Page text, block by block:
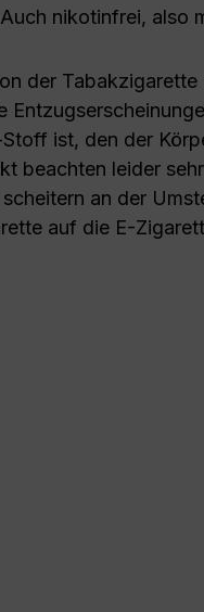
nikotinfrei, also
der Tabakzigarette
ist, den der
beachten leider
an der
auf die E-